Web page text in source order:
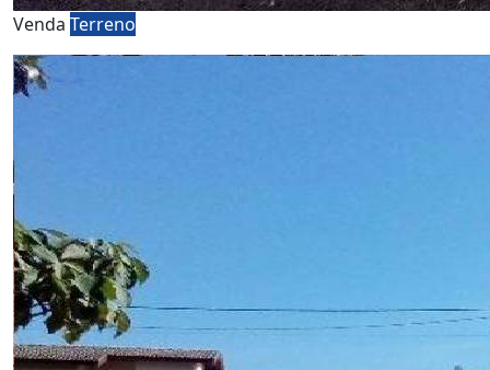
Venda Terreno